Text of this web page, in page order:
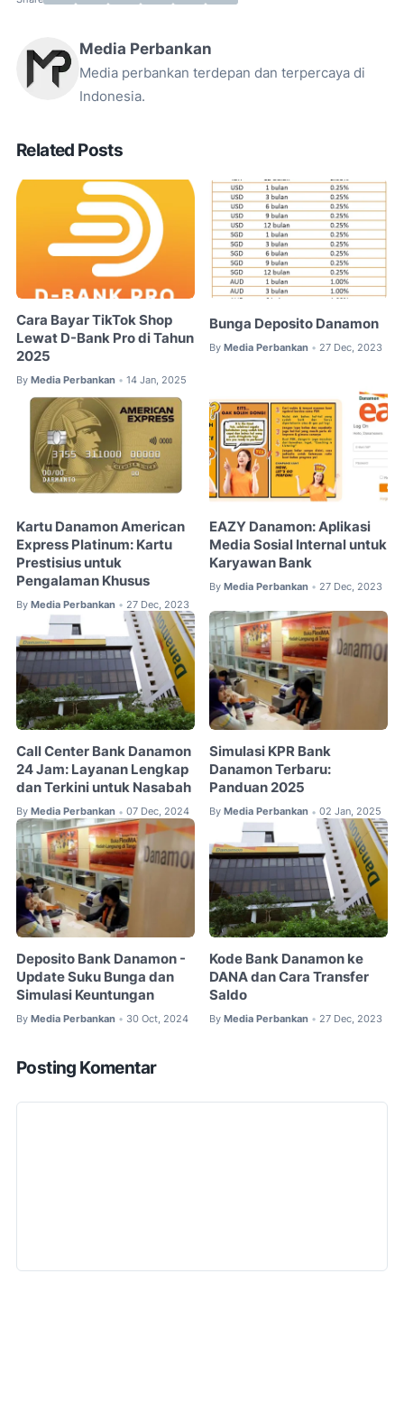
Media Perbankan
Media perbankan terdepan dan terpercaya di
Indonesia.
Related Posts
Cara Bayar TikTok Shop
Lewat D-Bank Pro di Tahun
2025
By Media Perbankan • 14 Jan, 2025
Bunga Deposito Danamon
By Media Perbankan • 27 Dec, 2023
Kartu Danamon American
Express Platinum: Kartu
Prestisius untuk
Pengalaman Khusus
By Media Perbankan • 27 Dec, 2023
EAZY Danamon: Aplikasi
Media Sosial Internal untuk
Karyawan Bank
By Media Perbankan • 27 Dec, 2023
Call Center Bank Danamon
24 Jam: Layanan Lengkap
dan Terkini untuk Nasabah
By Media Perbankan • 07 Dec, 2024
Simulasi KPR Bank
Danamon Terbaru:
Panduan 2025
By Media Perbankan • 02 Jan, 2025
Deposito Bank Danamon -
Update Suku Bunga dan
Simulasi Keuntungan
By Media Perbankan • 30 Oct, 2024
Kode Bank Danamon ke
DANA dan Cara Transfer
Saldo
By Media Perbankan • 27 Dec, 2023
Posting Komentar